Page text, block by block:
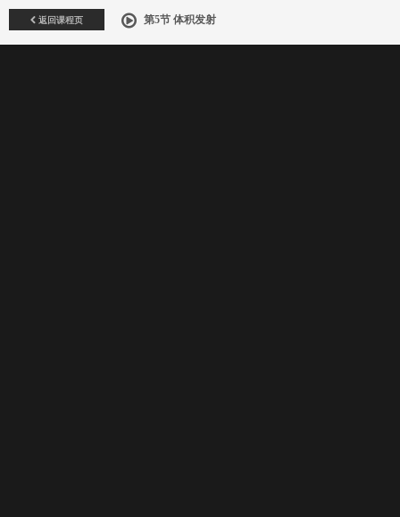
返回课程页 第5节 体积发射